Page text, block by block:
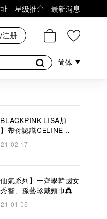
星级推介 最新消息
母婴护理 游戏及精品
注册
简体
BLACKPINK LISA加
帶你認識CELINE
BAG
！ 2021夏
02-17
仙氣系列】一齊學韓國女
智、孫藝珍戴頸巾👸
01-05